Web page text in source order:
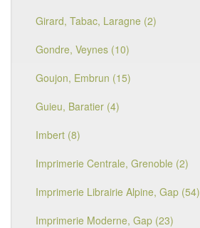
Girard, Tabac, Laragne (2)
Gondre, Veynes (10)
Goujon, Embrun (15)
Guieu, Baratier (4)
Imbert (8)
Imprimerie Centrale, Grenoble (2)
Imprimerie Librairie Alpine, Gap (54)
Imprimerie Moderne, Gap (23)